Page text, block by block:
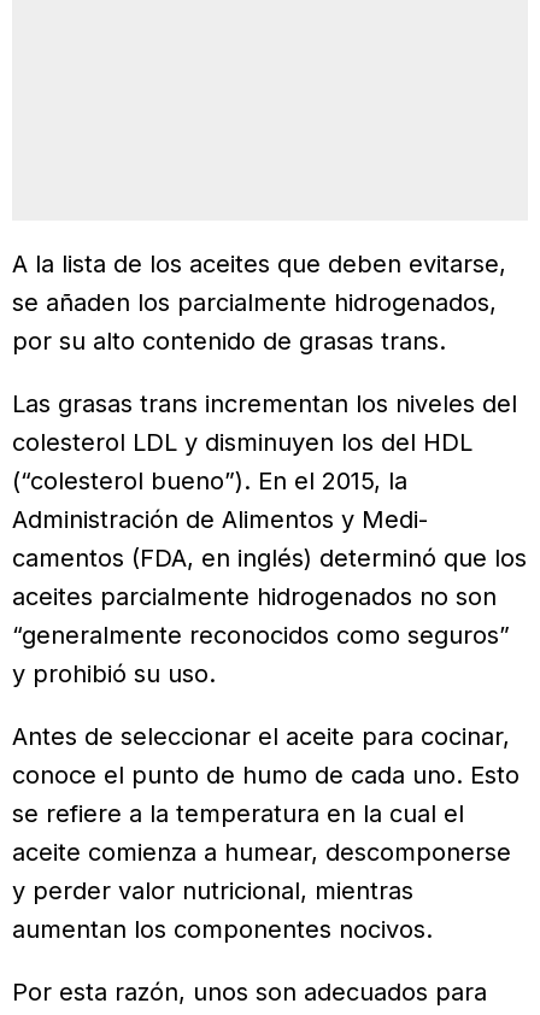
A la lista de los aceites que deben evitarse,
se añaden los parcialmente hidrogenados,
por su alto contenido de grasas trans.
Las grasas trans incrementan los nive­les del
colesterol LDL y disminuyen los del HDL
(“colesterol bueno”). En el 2015, la
Administración de Alimentos y Medi­
camentos (FDA, en inglés) determinó que los
aceites parcialmente hidrogena­dos no son
“generalmente reconocidos como seguros”
y prohibió su uso.
Antes de seleccionar el aceite para cocinar,
conoce el punto de humo de cada uno. Esto
se refiere a la tem­peratura en la cual el
aceite comienza a humear, descomponerse
y perder valor nutricional, mientras
aumentan los componentes nocivos.
Por esta razón, unos son adecuados para